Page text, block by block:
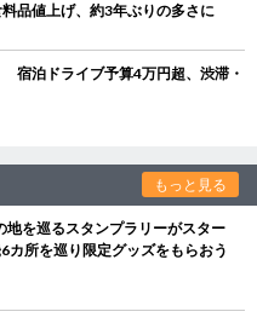
品値上げ、約3年ぶりの多さに
宿泊ドライブ予算4万円超、渋滞・
もっと見る
地を巡るスタンプラリーがスター
所を巡り限定グッズをもらおう